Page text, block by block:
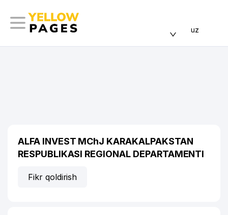
uz
ALFA INVEST MChJ KARAKALPAKSTAN
RESPUBLIKASI REGIONAL DEPARTAMENTI
Fikr qoldirish